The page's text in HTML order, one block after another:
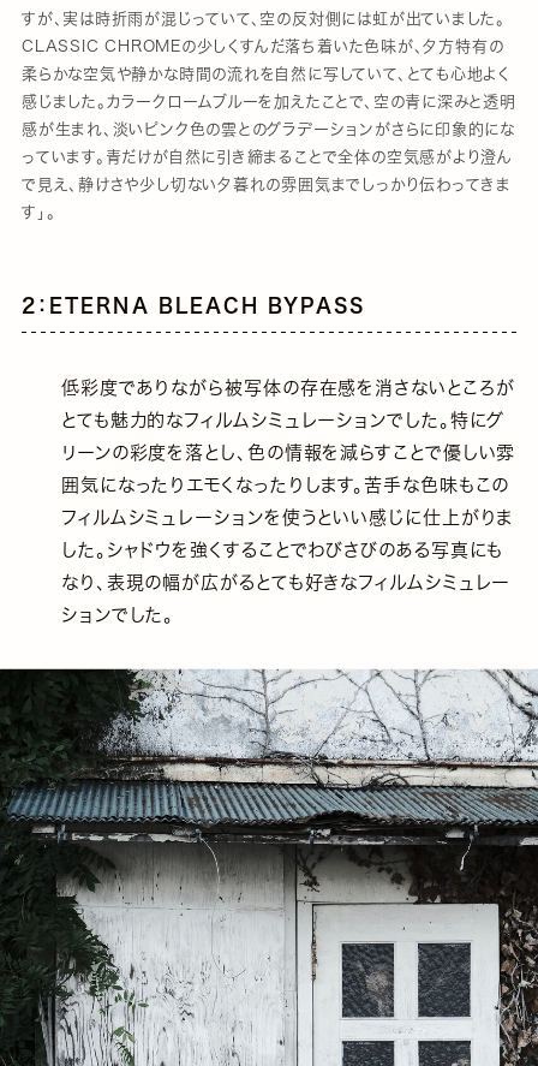
すが、実は時折雨が混じっていて、空の反対側には虹が出ていました。
CLASSIC CHROMEの少しくすんだ落ち着いた色味が、夕方特有の
柔らかな空気や静かな時間の流れを自然に写していて、とても心地よく
感じました。カラークロームブルーを加えたことで、空の青に深みと透明
感が生まれ、淡いピンク色の雲とのグラデーションがさらに印象的にな
っています。青だけが自然に引き締まることで全体の空気感がより澄ん
で見え、静けさや少し切ない夕暮れの雰囲気までしっかり伝わってきま
す」。
2：ETERNA BLEACH BYPASS
低彩度でありながら被写体の存在感を消さないところが
とても魅力的なフィルムシミュレーションでした。特にグ
リーンの彩度を落とし、色の情報を減らすことで優しい雰
囲気になったりエモくなったりします。苦手な色味もこの
フィルムシミュレーションを使うといい感じに仕上がりま
した。シャドウを強くすることでわびさびのある写真にも
なり、表現の幅が広がるとても好きなフィルムシミュレー
ションでした。